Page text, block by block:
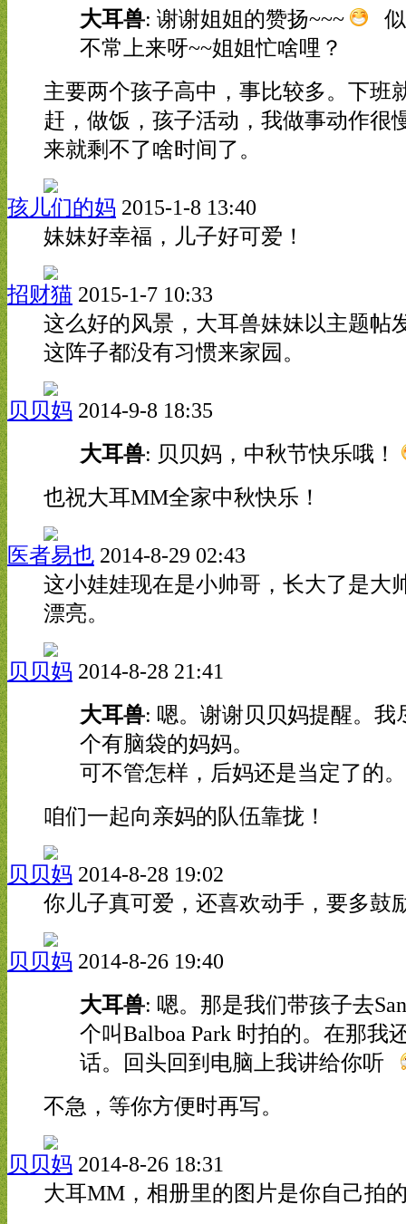
大耳兽: 谢谢姐姐的赞扬~~~
不常上来呀~~姐姐忙啥哩？
主要两个孩子高中，事比较多。下班
赶，做饭，孩子活动，我做事动作很
来就剩不了啥时间了。
孩儿们的妈 2015-1-8 13:40
妹妹好幸福，儿子好可爱！
招财猫 2015-1-7 10:33
这么好的风景，大耳兽妹妹以主题帖
这阵子都没有习惯来家园。
贝贝妈 2014-9-8 18:35
大耳兽: 贝贝妈，中秋节快乐哦！
也祝大耳MM全家中秋快乐！
医者易也 2014-8-29 02:43
这小娃娃现在是小帅哥，长大了是大
漂亮。
贝贝妈 2014-8-28 21:41
大耳兽: 嗯。谢谢贝贝妈提醒。我
个有脑袋的妈妈。
可不管怎样，后妈还是当定了的
咱们一起向亲妈的队伍靠拢！
贝贝妈 2014-8-28 19:02
你儿子真可爱，还喜欢动手，要多鼓
贝贝妈 2014-8-26 19:40
大耳兽: 嗯。那是我们带孩子去
个叫Balboa Park 时拍的。在那我
话。回头回到电脑上我讲给你听
不急，等你方便时再写。
贝贝妈 2014-8-26 18:31
大耳MM，相册里的图片是你自己拍